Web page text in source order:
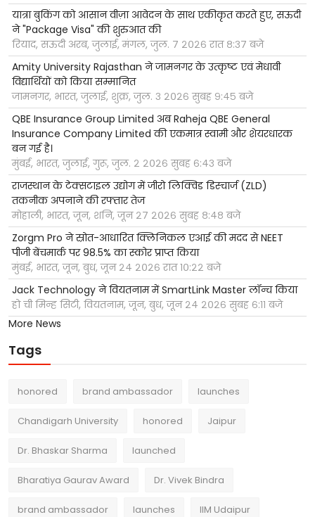
यात्रा बुकिंग को आसान वीज़ा आवेदन के साथ एकीकृत करते हुए, सऊदी
ने "Package Visa" की शुरुआत की
रियाद, सऊदी अरब, जुलाई, मंगल, जुल. ७ २०२६ रात ८:३७ बजे
Amity University Rajasthan ने जामनगर के उत्कृष्ट एवं मेधावी
विद्यार्थियों को किया सम्मानित
जामनगर, भारत, जुलाई, शुक्र, जुल. ३ २०२६ सुबह ९:४५ बजे
QBE Insurance Group Limited अब Raheja QBE General
Insurance Company Limited की एकमात्र स्वामी और शेयरधारक
बन गई है।
मुंबई, भारत, जुलाई, गुरू, जुल. २ २०२६ सुबह ६:४३ बजे
राजस्थान के टेक्सटाइल उद्योग में जीरो लिक्विड डिस्चार्ज (ZLD)
तकनीक अपनाने की रफ्तार तेज
मोहाली, भारत, जून, शनि, जून २७ २०२६ सुबह ८:४८ बजे
Zorgm Pro ने स्रोत-आधारित क्लिनिकल एआई की मदद से NEET
पीजी बेंचमार्क पर 98.5% का स्कोर प्राप्त किया
मुंबई, भारत, जून, बुध, जून २४ २०२६ रात १०:२२ बजे
Jack Technology ने वियतनाम में SmartLink Master लॉन्च किया
हो ची मिन्ह सिटी, वियतनाम, जून, बुध, जून २४ २०२६ सुबह ६:११ बजे
More News
Tags
honored brand ambassador launches
Chandigarh University honored Jaipur
Dr. Bhaskar Sharma launched
Bharatiya Gaurav Award Dr. Vivek Bindra
brand ambassador launches IIM Udaipur